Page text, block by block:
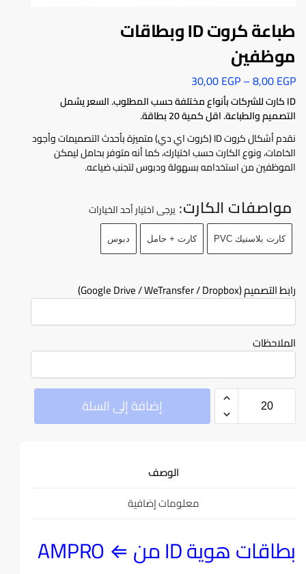
طباعة كروت ID وبطاقات
موظفين
8,00EGP
–
30,00EGP
ID كارت للشركات بأنواع مختلفة حسب المطلوب. السعر يشمل
التصميم والطباعة. اقل كمية 20 بطاقة.
نقدم أشكال كروت ID (كروت اي دي) متميزة بأحدث التصميمات وأجود
الخامات، ونوع الكارت حسب اختيارك، كما أنه متوفر بحامل ليمكن
الموظفين من استخدامه بسهولة ودبوس لتجنب ضياعه.
مواصفات الكارت: يرجى اختيار أحد الخيارات
كارت بلاستيك PVC كارت + حامل دبوس
رابط التصميم (Google Drive / WeTransfer / Dropbox)
الملاحظات
إضافة إلى السلة
الوصف
معلومات إضافية
بطاقات هوية ID من ⇐ AMPRO